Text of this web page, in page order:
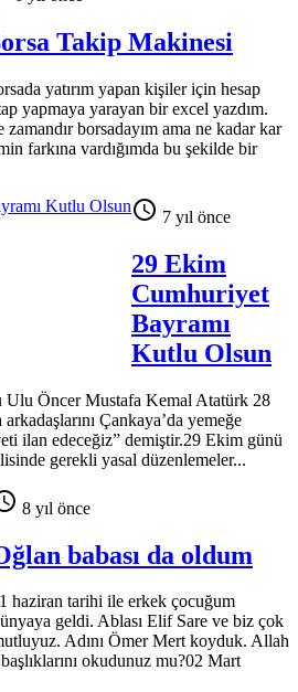
Takip Makinesi
yatırım yapan kişiler için hesap
yapmaya yarayan bir excel yazdım.
zamandır borsadayım ama ne kadar kar
farkına vardığımda bu şekilde bir
 7 yıl önce
29 Ekim
Cumhuriyet
Bayramı
Kutlu Olsun
Öncer Mustafa Kemal Atatürk 28
Çankaya’da yemeğe
ilan edeceğiz” demiştir.29 Ekim günü
gerekli yasal düzenlemeler...
8 yıl önce
babası da oldum
haziran tarihi ile erkek çocuğum
geldi. Ablası Elif Sare ve biz çok
Adını Ömer Mert koyduk. Allah
okudunuz mu?02 Mart